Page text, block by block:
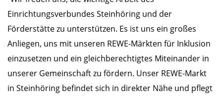
Einrichtungsverbundes Steinhöring und der
Förderstätte zu unterstützen. Es ist uns ein großes
Anliegen, uns mit unseren REWE-Märkten für Inklusion
einzusetzen und ein gleichberechtigtes Miteinander in
unserer Gemeinschaft zu fördern. Unser REWE-Markt
in Steinhöring befindet sich in direkter Nähe und pflegt